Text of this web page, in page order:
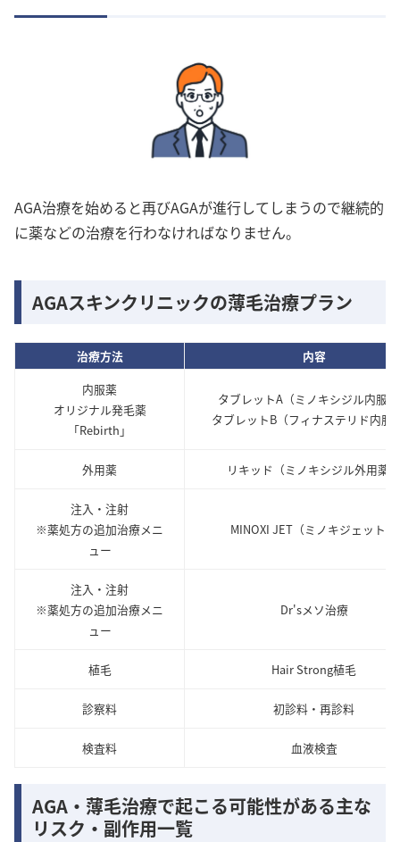
AGA治療を始めると再びAGAが進行してしまうので継続的
に薬などの治療を行わなければなりません。
AGAスキンクリニックの薄毛治療プラン
治療方法
内容
内服薬
オリジナル発毛薬
「Rebirth」
タブレットA（ミノキシジル内服
タブレットB（フィナステリド内服
外用薬 リキッド（ミノキシジル外用薬）
注入・注射
※薬処方の追加治療メニ
ュー
MINOXI JET（ミノキジェット）
注入・注射
※薬処方の追加治療メニ
ュー
Dr'sメソ治療
植毛 Hair Strong植毛
診察料 初診料・再診料
検査料 血液検査
AGA・薄毛治療で起こる可能性がある主な
リスク・副作用一覧